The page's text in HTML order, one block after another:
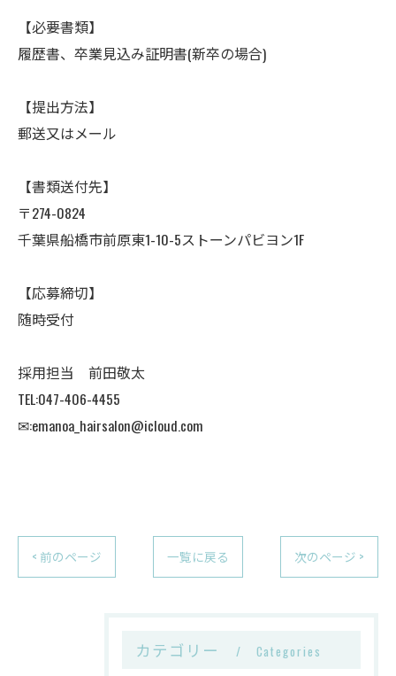
【必要書類】
履歴書、卒業見込み証明書(新卒の場合)
【提出方法】
郵送又はメール
【書類送付先】
〒274-0824
千葉県船橋市前原東1-10-5ストーンパビヨン1F
【応募締切】
随時受付
採用担当 前田敬太
TEL:047-406-4455
✉︎:emanoa_hairsalon@icloud.com
< 前のページ 一覧に戻る 次のページ >
カテゴリー Categories